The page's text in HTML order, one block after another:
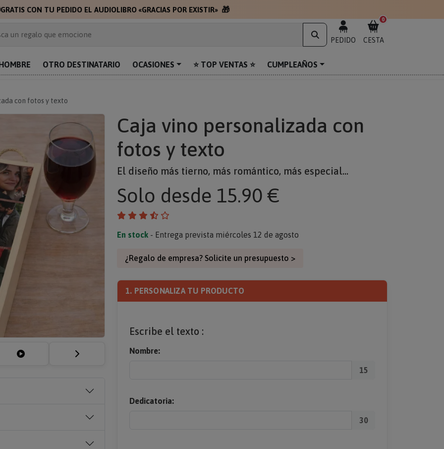
GRATIS CON TU PEDIDO EL AUDIOLIBRO «GRACIAS POR EXISTIR» 🎁
un regalo que emocione
personalizados para sorprender
MI
PEDIDO
0
MI
CESTA
OTRO DESTINATARIO OCASIONES ⭐ TOP VENTAS ⭐ CUMPLEAÑOS
con fotos y texto
Caja vino personalizada con
fotos y texto
El diseño más tierno, más romántico, más especial...
Solo desde 15.90 €
En stock - Entrega prevista miércoles 12 de agosto
¿Regalo de empresa? Solicite un presupuesto >
1. PERSONALIZA TU PRODUCTO
Escribe el texto :
Nombre:
15
Dedicatoria:
30